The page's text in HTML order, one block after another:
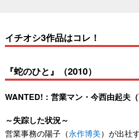
イチオシ3作品はコレ！
『蛇のひと』（2010）
WANTED!：営業マン・今西由起夫（
～失踪した状況～
営業事務の陽子（永作博美）が出社